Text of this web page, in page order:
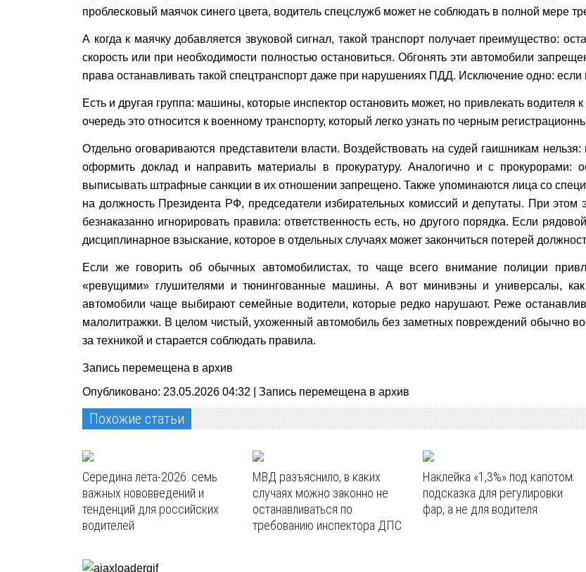
проблесковый маячок синего цвета, водитель спецслужб может не соблюдать в полной мере
А когда к маячку добавляется звуковой сигнал, такой транспорт получает преимущество:
скорость или при необходимости полностью остановиться. Обгонять эти автомобили
права останавливать такой спецтранспорт даже при нарушениях ПДД. Исключение одно:
Есть и другая группа: машины, которые инспектор остановить может, но привлекать водителя
очередь это относится к военному транспорту, который легко узнать по черным
Отдельно оговариваются представители власти. Воздействовать на судей гаишникам
оформить доклад и направить материалы в прокуратуру. Аналогично и с прокурорами:
выписывать штрафные санкции в их отношении запрещено. Также упоминаются лица со
на должность Президента РФ, председатели избирательных комиссий и депутаты. При этом
безнаказанно игнорировать правила: ответственность есть, но другого порядка. Если
дисциплинарное взыскание, которое в отдельных случаях может закончиться потерей
Если же говорить об обычных автомобилистах, то чаще всего внимание полиции
«ревущими» глушителями и тюнингованные машины. А вот минивэны и универсалы, как
автомобили чаще выбирают семейные водители, которые редко нарушают. Реже
малолитражки. В целом чистый, ухоженный автомобиль без заметных повреждений обычно
за техникой и старается соблюдать правила.
Запись перемещена в архив
Опубликовано: 23.05.2026 04:32 | Запись перемещена в архив
Похожие статьи
Середина лета-2026: семь
важных нововведений и
тенденций для российских
водителей
МВД разъяснило, в каких
случаях можно законно не
останавливаться по
требованию инспектора ДПС
Наклейка «1,3%» под капотом:
подсказка для регулировки
фар, а не для водителя